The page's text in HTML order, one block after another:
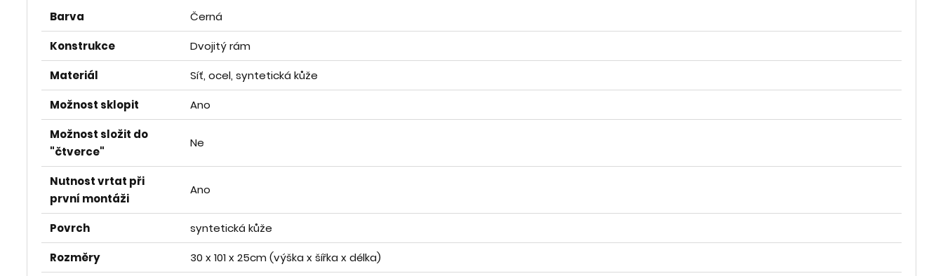
Barva
Černá
Konstrukce
Dvojitý rám
Materiál
Síť, ocel, syntetická kůže
Možnost sklopit
Ano
Možnost složit do
"čtverce"
Ne
Nutnost vrtat při
první montáži
Ano
Povrch
syntetická kůže
Rozměry
30 x 101 x 25cm (výška x šířka x délka)